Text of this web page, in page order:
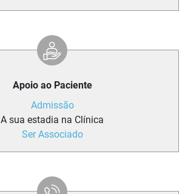
Apoio ao Paciente
Admissão
A sua estadia na Clínica
Ser Associado